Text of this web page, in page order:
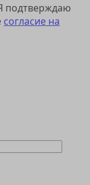
подтверждаю
согласие на